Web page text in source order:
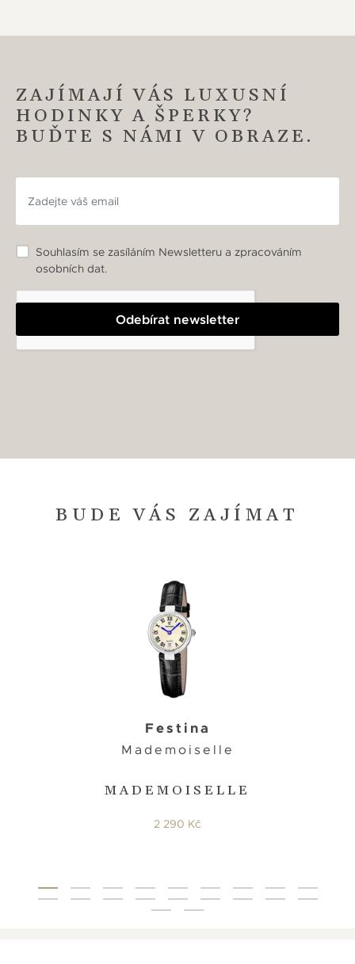
ZAJÍMAJÍ VÁS LUXUSNÍ
HODINKY A ŠPERKY?
BUĎTE S NÁMI V OBRAZE.
Odebírat newsletter
Souhlasím se zasíláním Newsletteru a zpracováním
osobních dat.
BUDE VÁS ZAJÍMAT
MADEMOISELLE
Festina
Mademoiselle
2 290 Kč